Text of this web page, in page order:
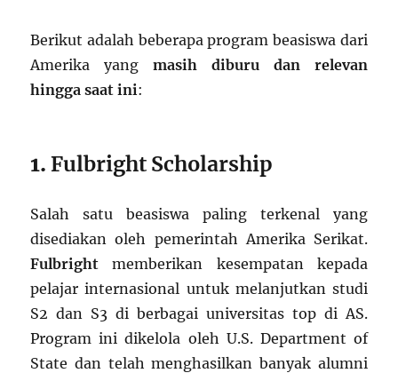
Berikut adalah beberapa program beasiswa dari
Amerika yangmasih diburu dan relevan
hingga saat ini:
1.Fulbright Scholarship
Salah satu beasiswa paling terkenal yang
disediakan oleh pemerintah Amerika Serikat.
Fulbright memberikan kesempatan kepada
pelajar internasional untuk melanjutkan studi
S2 dan S3 di berbagai universitas top di AS.
Program ini dikelola oleh U.S. Department of
State dan telah menghasilkan banyak alumni